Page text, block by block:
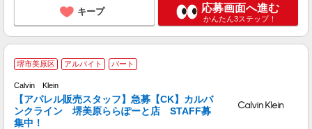
キープ 応募画面へ進む
かんたん3ステップ！
堺市美原区 アルバイト パート
Calvin Klein
【アパレル販売スタッフ】急募【CK】カルバ
ンクライン 堺美原ららぽーと店 STAFF募
集中！